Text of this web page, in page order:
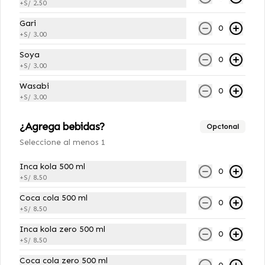
Chamo Vegano
palta coberturado por plátano frito
y semillas de ajonjolí.
S/ 29.00
12 cortes: Relleno de pepino, palta y
zanahoria, cubierto de ajonjolí
negro empanizado al panko.
S/ 29.00
Guacamole Roll Veggie
12 cortes: Relleno de tofu
furai,pepino,zanahoria,cubierto por
guacamole.
+S/ 2.50
Gari
+S/ 3.00
0
Soya
+S/ 3.00
0
Wasabi
+S/ 3.00
0
¿Agrega bebidas? Opcional
Seleccione al menos 1
Inca kola 500 ml
+S/ 8.50
0
Coca cola 500 ml
+S/ 8.50
0
Inca kola zero 500 ml
+S/ 8.50
0
Coca cola zero 500 ml